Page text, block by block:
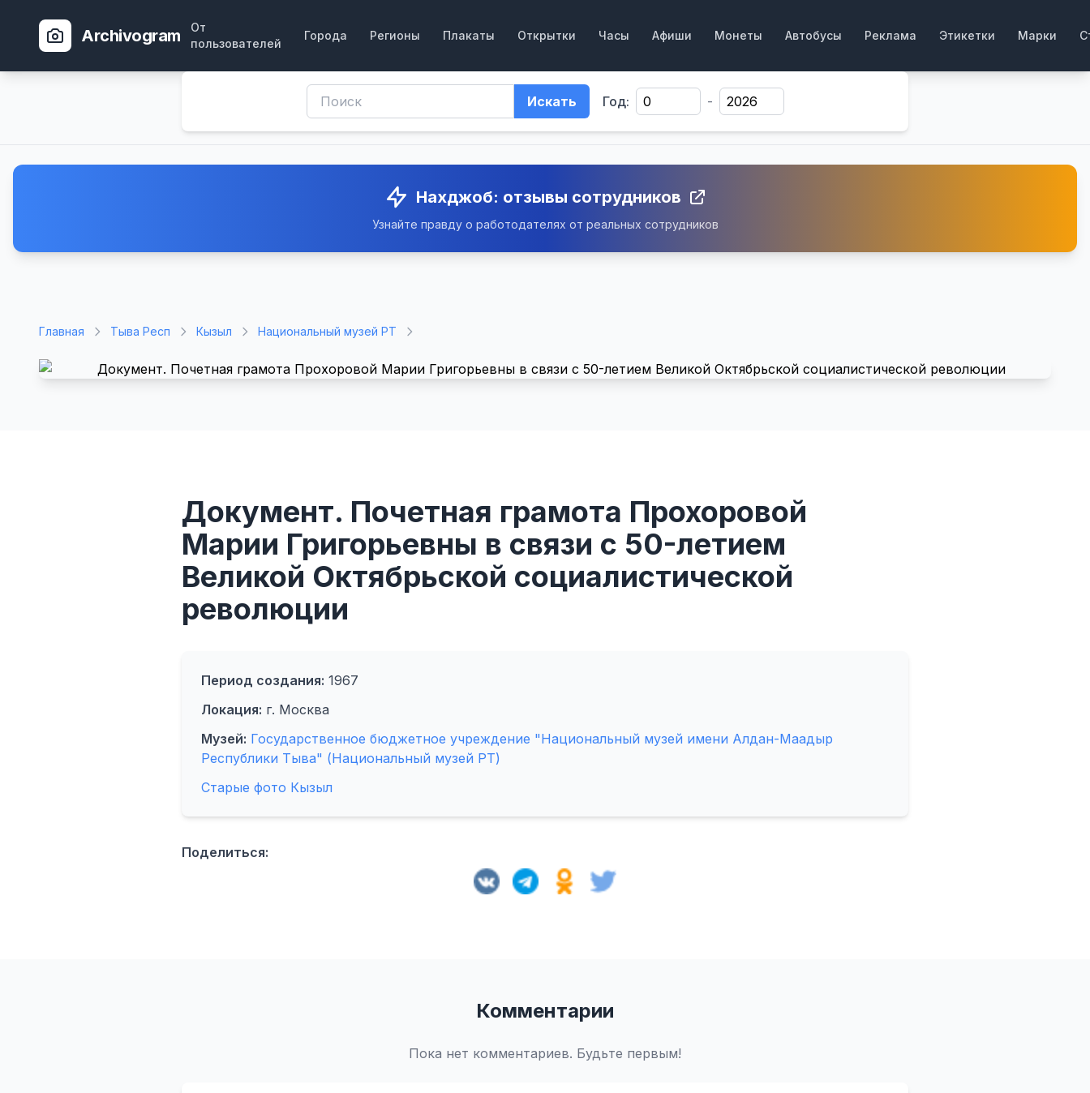
Archivogram
От
пользователей
Города Регионы Плакаты Открытки Часы Афиши Монеты Автобусы Реклама Этикетки Марки
Искать Год: -
Нахджоб: отзывы сотрудников
Узнайте правду о работодателях от реальных сотрудников
Главная Тыва Респ Кызыл Национальный музей РТ
Документ. Почетная грамота Прохоровой
Марии Григорьевны в связи с 50-летием
Великой Октябрьской социалистической
революции
Период создания: 1967
Локация: г. Москва
Музей: Государственное бюджетное учреждение "Национальный музей имени Алдан-Маадыр
Республики Тыва" (Национальный музей РТ)
Старые фото Кызыл
Поделиться:
Комментарии
Пока нет комментариев. Будьте первым!